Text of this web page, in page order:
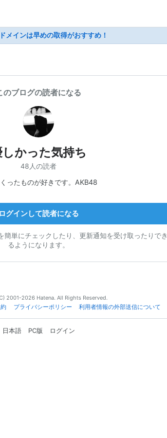
メインは早めの取得がおすすめ！
のブログの読者になる
かった気持ち
48人の読者
ったものが好きです。AKB48
ログインして読者になる
簡単にチェックしたり、更新通知を受け取ったりでき
るようになります。
2001-2026 Hatena. All Rights Reserved.
プライバシーポリシー 利用者情報の外部送信について
日本語 PC版 ログイン